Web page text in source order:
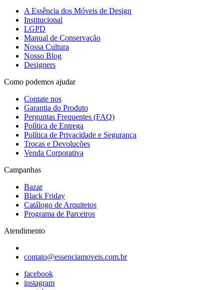
A Essência dos Móveis de Design
Institucional
LGPD
Manual de Conservação
Nossa Cultura
Nosso Blog
Designers
Como podemos ajudar
Contate nos
Garantia do Produto
Perguntas Frequentes (FAQ)
Política de Entrega
Política de Privacidade e Segurança
Trocas e Devoluções
Venda Corporativa
Campanhas
Bazar
Black Friday
Catálogo de Arquitetos
Programa de Parceiros
Atendimento
contato@essenciamoveis.com.br
facebook
instagram